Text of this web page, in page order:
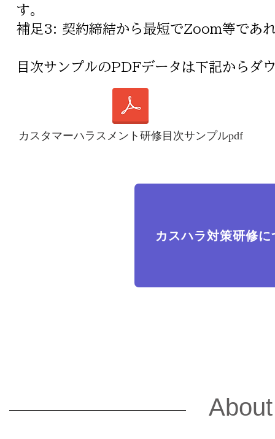
す。
補足3: 契約締結から最短でZoom等であ
目次サンプルのPDFデータは下記からダ
カスタマーハラスメント研修目次サンプルpdf
カスハラ対策研修